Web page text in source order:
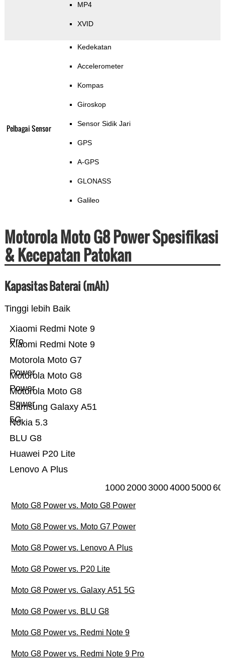
MP4
XVID
Pelbagai Sensor
Kedekatan
Accelerometer
Kompas
Giroskop
Sensor Sidik Jari
GPS
A-GPS
GLONASS
Galileo
Motorola Moto G8 Power Spesifikasi
& Kecepatan Patokan
Kapasitas Baterai (mAh)
Tinggi lebih Baik
Lenovo A Plus
Huawei P20 Lite
BLU G8
Nokia 5.3
Samsung Galaxy A51
5G
Motorola Moto G8
Power
Motorola Moto G8
Power
Motorola Moto G7
Power
Xiaomi Redmi Note 9
Xiaomi Redmi Note 9
Pro
10002000300040005000
Moto G8 Power vs. Moto G8 Power
Moto G8 Power vs. Moto G7 Power
Moto G8 Power vs. Lenovo A Plus
Moto G8 Power vs. P20 Lite
Moto G8 Power vs. Galaxy A51 5G
Moto G8 Power vs. BLU G8
Moto G8 Power vs. Redmi Note 9
Moto G8 Power vs. Redmi Note 9 Pro